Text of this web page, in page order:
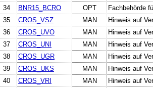
34 BNR15_BCRO OPT
Fachbehörde
35 CROS_VSZ MAN
Hinweis auf
36 CROS_UVO MAN
Hinweis auf
37 CROS_UNI MAN
Hinweis auf
38 CROS_UGR MAN
Hinweis auf
39 CROS_UKS MAN
Hinweis auf
40 CROS_VRI MAN
Hinweis auf